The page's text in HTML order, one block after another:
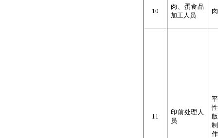
10
肉、蛋食品
加工人员
11
印前处理人
员